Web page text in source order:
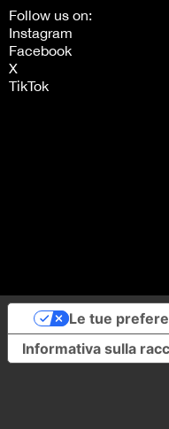
Follow us on:
Instagram
Facebook
X
TikTok
Informativa sulla
Le tue